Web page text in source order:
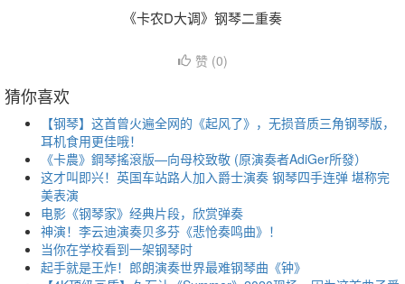
《卡农D大调》钢琴二重奏
赞 (0)
猜你喜欢
【钢琴】这首曾火遍全网的《起风了》，无损音质三角钢琴版，
耳机食用更佳哦！
《卡農》鋼琴搖滾版—向母校致敬 (原演奏者AdiGer所發）
这才叫即兴！英国车站路人加入爵士演奏 钢琴四手连弹 堪称完
美表演
电影《钢琴家》经典片段，欣赏弹奏
神演！李云迪演奏贝多芬《悲怆奏鸣曲》！
当你在学校看到一架钢琴时
起手就是王炸！郎朗演奏世界最难钢琴曲《钟》